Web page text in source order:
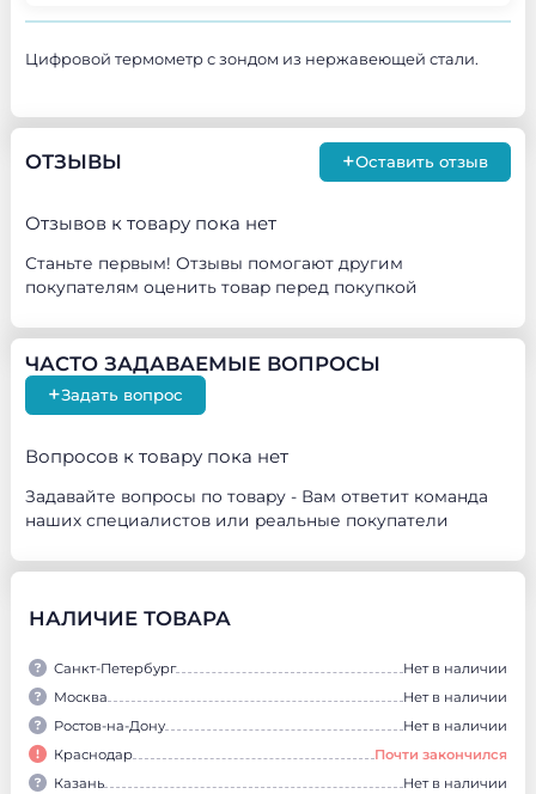
Цифровой термометр с зондом из нержавеющей стали.
ОТЗЫВЫ +Оставить отзыв
Отзывов к товару пока нет
Станьте первым! Отзывы помогают другим
покупателям оценить товар перед покупкой
ЧАСТО ЗАДАВАЕМЫЕ ВОПРОСЫ
+Задать вопрос
Вопросов к товару пока нет
Задавайте вопросы по товару - Вам ответит команда
наших специалистов или реальные покупатели
НАЛИЧИЕ ТОВАРА
Санкт-Петербург
Нет в наличии
Москва
Нет в наличии
Ростов-на-Дону
Нет в наличии
Краснодар
Почти закончился
Казань
Нет в наличии